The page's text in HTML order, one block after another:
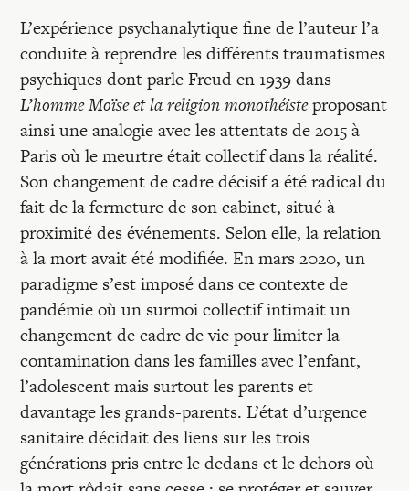
L’expérience psychanalytique fine de l’auteur l’a
conduite à reprendre les différents traumatismes
psychiques dont parle Freud en 1939 dans
L’homme Moïse et la religion monothéisteproposant
ainsi une analogie avec les attentats de 2015 à
Paris où le meurtre était collectif dans la réalité.
Son changement de cadre décisif a été radical du
fait de la fermeture de son cabinet, situé à
proximité des événements. Selon elle, la relation
à la mort avait été modifiée. En mars 2020, un
paradigme s’est imposé dans ce contexte de
pandémie où un surmoi collectif intimait un
changement de cadre de vie pour limiter la
contamination dans les familles avec l’enfant,
l’adolescent mais surtout les parents et
davantage les grands-parents. L’état d’urgence
sanitaire décidait des liens sur les trois
générations pris entre le dedans et le dehors où